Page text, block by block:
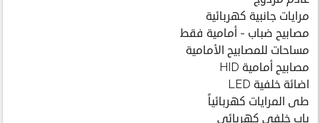
مرايات جانبية كهربائية
مصابيح ضباب - أمامية فقط
مساحات للمصابيح الأمامية
مصابيح أمامية HID
اضائة خلفية LED
طى المرايات كهربائياً
باب خلفي كهربائي